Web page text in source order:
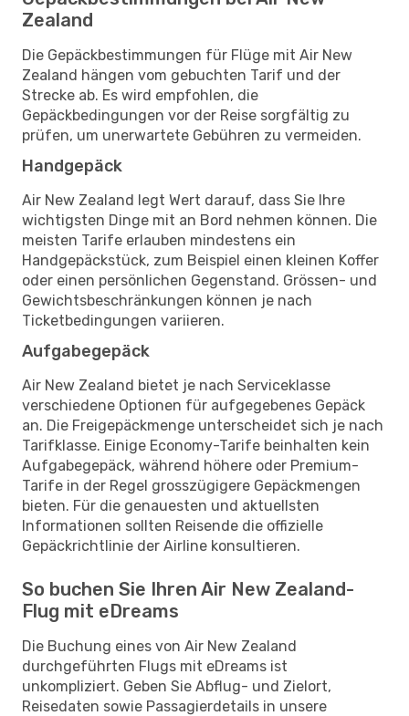
Zealand
Die Gepäckbestimmungen für Flüge mit Air New
Zealand hängen vom gebuchten Tarif und der
Strecke ab. Es wird empfohlen, die
Gepäckbedingungen vor der Reise sorgfältig zu
prüfen, um unerwartete Gebühren zu vermeiden.
Handgepäck
Air New Zealand legt Wert darauf, dass Sie Ihre
wichtigsten Dinge mit an Bord nehmen können. Die
meisten Tarife erlauben mindestens ein
Handgepäckstück, zum Beispiel einen kleinen Koffer
oder einen persönlichen Gegenstand. Grössen- und
Gewichtsbeschränkungen können je nach
Ticketbedingungen variieren.
Aufgabegepäck
Air New Zealand bietet je nach Serviceklasse
verschiedene Optionen für aufgegebenes Gepäck
an. Die Freigepäckmenge unterscheidet sich je nach
Tarifklasse. Einige Economy-Tarife beinhalten kein
Aufgabegepäck, während höhere oder Premium-
Tarife in der Regel grosszügigere Gepäckmengen
bieten. Für die genauesten und aktuellsten
Informationen sollten Reisende die offizielle
Gepäckrichtlinie der Airline konsultieren.
So buchen Sie Ihren Air New Zealand-
Flug mit eDreams
Die Buchung eines von Air New Zealand
durchgeführten Flugs mit eDreams ist
unkompliziert. Geben Sie Abflug- und Zielort,
Reisedaten sowie Passagierdetails in unsere